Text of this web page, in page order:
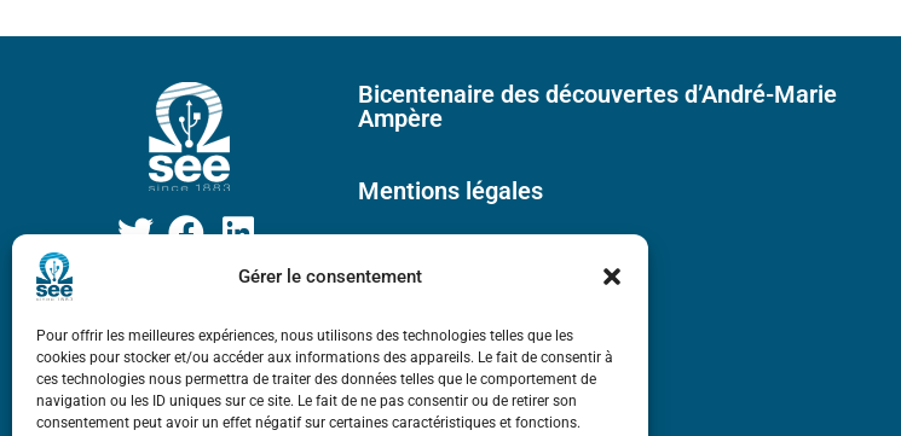
Gérer le consentement
Pour offrir les meilleures expériences, nous utilisons des technologies telles que les
cookies pour stocker et/ou accéder aux informations des appareils. Le fait de consentir à
ces technologies nous permettra de traiter des données telles que le comportement de
navigation ou les ID uniques sur ce site. Le fait de ne pas consentir ou de retirer son
consentement peut avoir un effet négatif sur certaines caractéristiques et fonctions.
Bicentenaire des découvertes d’André-Marie
Ampère
Mentions légales